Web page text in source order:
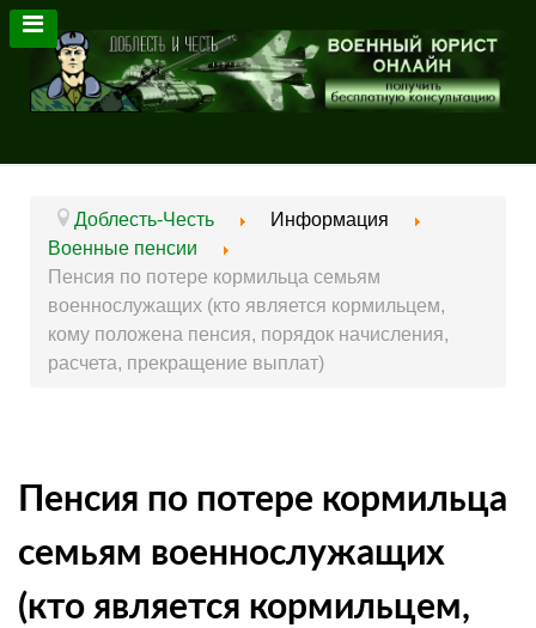
Доблесть-Честь
Информация
Военные пенсии
Пенсия по потере кормильца семьям
военнослужащих (кто является кормильцем,
кому положена пенсия, порядок начисления,
расчета, прекращение выплат)
Пенсия по потере кормильца
семьям военнослужащих
(кто является кормильцем,